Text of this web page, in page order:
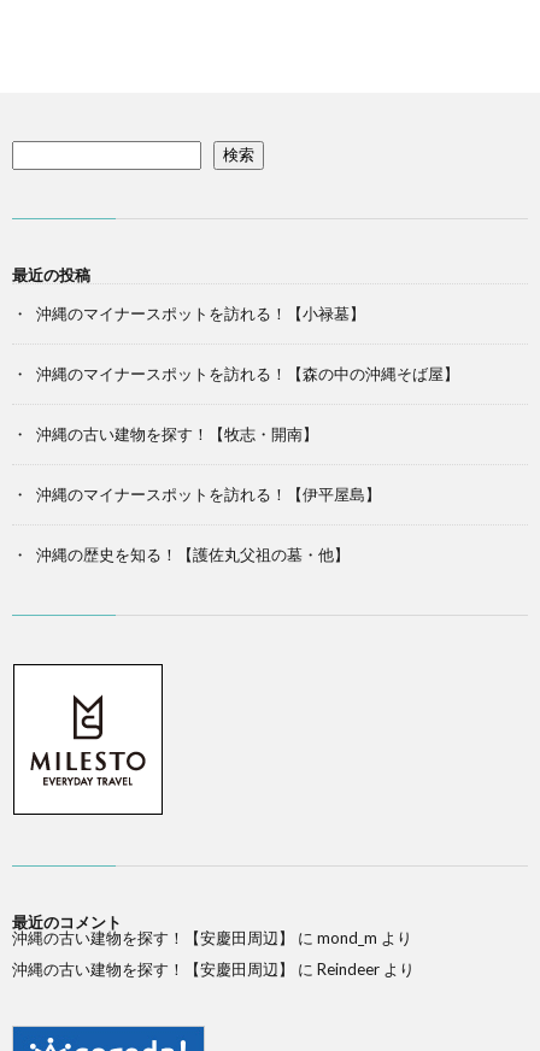
検索
最近の投稿
沖縄のマイナースポットを訪れる！【小禄墓】
沖縄のマイナースポットを訪れる！【森の中の沖縄そば屋】
沖縄の古い建物を探す！【牧志・開南】
沖縄のマイナースポットを訪れる！【伊平屋島】
沖縄の歴史を知る！【護佐丸父祖の墓・他】
最近のコメント
沖縄の古い建物を探す！【安慶田周辺】
に mond_m より
沖縄の古い建物を探す！【安慶田周辺】
に Reindeer より